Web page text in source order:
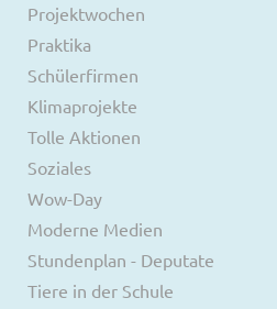
Projektwochen
Praktika
Schülerfirmen
Klimaprojekte
Tolle Aktionen
Soziales
Wow-Day
Moderne Medien
Stundenplan - Deputate
Tiere in der Schule